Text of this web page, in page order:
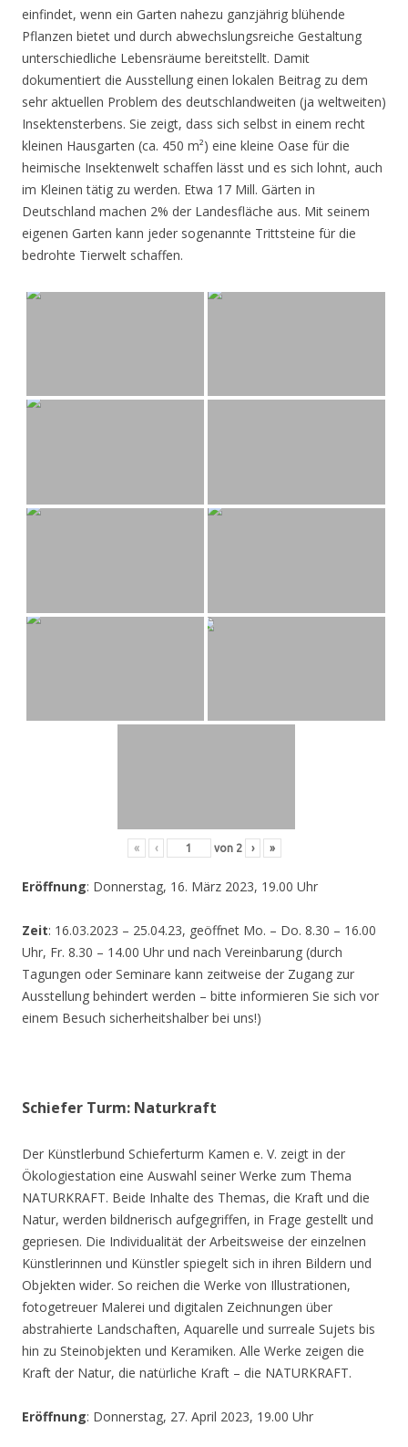
einfindet, wenn ein Garten nahezu ganzjährig blühende
Pflanzen bietet und durch abwechslungsreiche Gestaltung
unterschiedliche Lebensräume bereitstellt. Damit
dokumentiert die Ausstellung einen lokalen Beitrag zu dem
sehr aktuellen Problem des deutschlandweiten (ja weltweiten)
Insektensterbens. Sie zeigt, dass sich selbst in einem recht
kleinen Hausgarten (ca. 450 m²) eine kleine Oase für die
heimische Insektenwelt schaffen lässt und es sich lohnt, auch
im Kleinen tätig zu werden. Etwa 17 Mill. Gärten in
Deutschland machen 2% der Landesfläche aus. Mit seinem
eigenen Garten kann jeder sogenannte Trittsteine für die
bedrohte Tierwelt schaffen.
« ‹ von 2 › »
Eröffnung: Donnerstag, 16. März 2023, 19.00 Uhr
Zeit: 16.03.2023 – 25.04.23, geöffnet Mo. – Do. 8.30 – 16.00
Uhr, Fr. 8.30 – 14.00 Uhr und nach Vereinbarung (durch
Tagungen oder Seminare kann zeitweise der Zugang zur
Ausstellung behindert werden – bitte informieren Sie sich vor
einem Besuch sicherheitshalber bei uns!)
Schiefer Turm: Naturkraft
Der Künstlerbund Schieferturm Kamen e. V. zeigt in der
Ökologiestation eine Auswahl seiner Werke zum Thema
NATURKRAFT. Beide Inhalte des Themas, die Kraft und die
Natur, werden bildnerisch aufgegriffen, in Frage gestellt und
gepriesen. Die Individualität der Arbeitsweise der einzelnen
Künstlerinnen und Künstler spiegelt sich in ihren Bildern und
Objekten wider. So reichen die Werke von Illustrationen,
fotogetreuer Malerei und digitalen Zeichnungen über
abstrahierte Landschaften, Aquarelle und surreale Sujets bis
hin zu Steinobjekten und Keramiken. Alle Werke zeigen die
Kraft der Natur, die natürliche Kraft – die NATURKRAFT.
Eröffnung: Donnerstag, 27. April 2023, 19.00 Uhr